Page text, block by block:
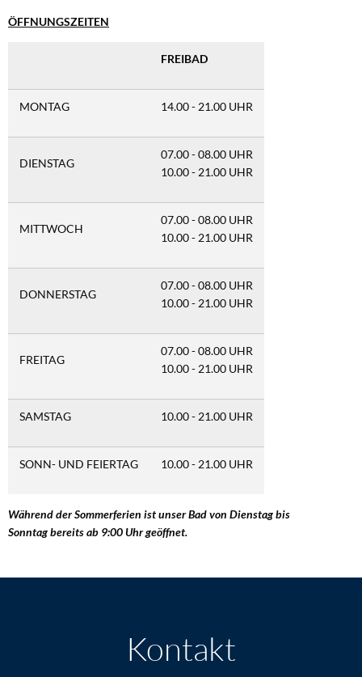
ÖFFNUNGSZEITEN
FREIBAD
MONTAG 14.00 - 21.00 UHR
DIENSTAG
07.00 - 08.00 UHR
10.00 - 21.00 UHR
MITTWOCH
07.00 - 08.00 UHR
10.00 - 21.00 UHR
DONNERSTAG
07.00 - 08.00 UHR
10.00 - 21.00 UHR
FREITAG
07.00 - 08.00 UHR
10.00 - 21.00 UHR
SAMSTAG 10.00 - 21.00 UHR
SONN- UND FEIERTAG 10.00 - 21.00 UHR
Während der Sommerferien ist unser Bad von Dienstag bis
Sonntag bereits ab 9:00 Uhr geöffnet.
Kontakt